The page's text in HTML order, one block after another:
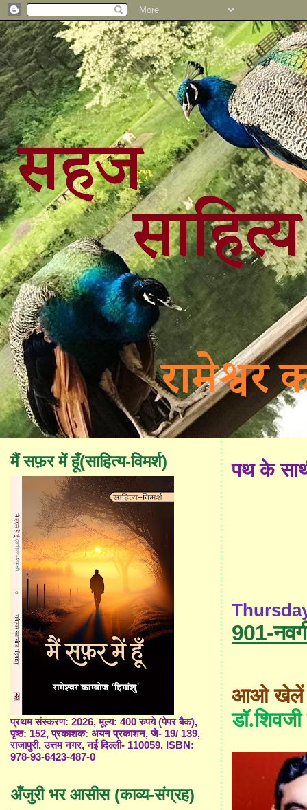
पथ के
901-
आओ खेलें
डॉ.शिवजी
मैं सफ़र में हूँ(साहित्य-विमर्श)
प्रथम संस्करण: 2026, मूल्य: 400 रुपये (पेपर बैक),
पृष्ठ: 152, प्रकाशक: अयन प्रकाशन, जे- 19/ 139,
राजापुरी, उत्तम नगर, नई दिल्ली- 110059, ISBN:
978-93-6423-487-0
अँजुरी भर आसीस (काव्य-संग्रह)